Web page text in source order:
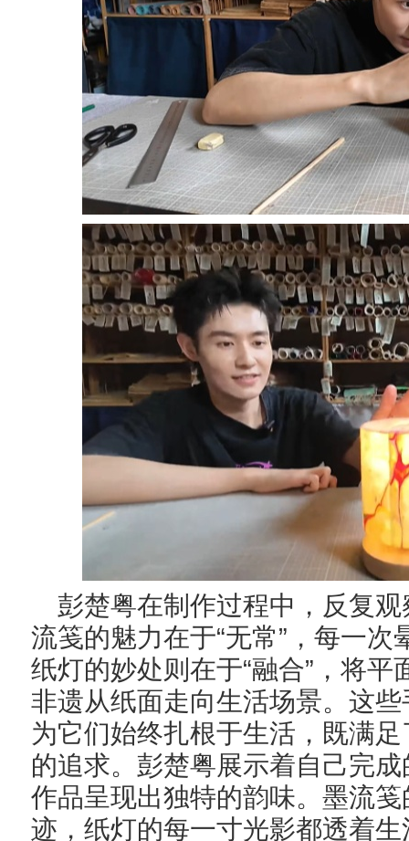
彭楚粤在制作过程中，反复
流笺的魅力在于“无常” ，每一
纸灯的妙处则在于“融合” ，将
非遗从纸面走向生活场景。这
为它们始终扎根于生活，既满
的追求。彭楚粤展示着自己完
作品呈现出独特的韵味。墨流
迹，纸灯的每一寸光影都透着